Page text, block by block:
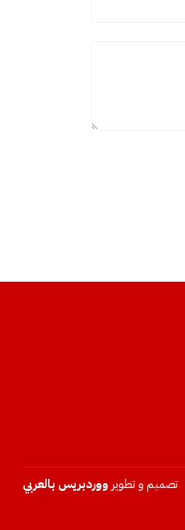
تصميم و تطوير ووردبريس بالعربي